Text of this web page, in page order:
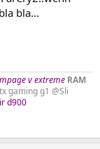
bla...
v extreme RAM
gaming g1 @Sli
d900